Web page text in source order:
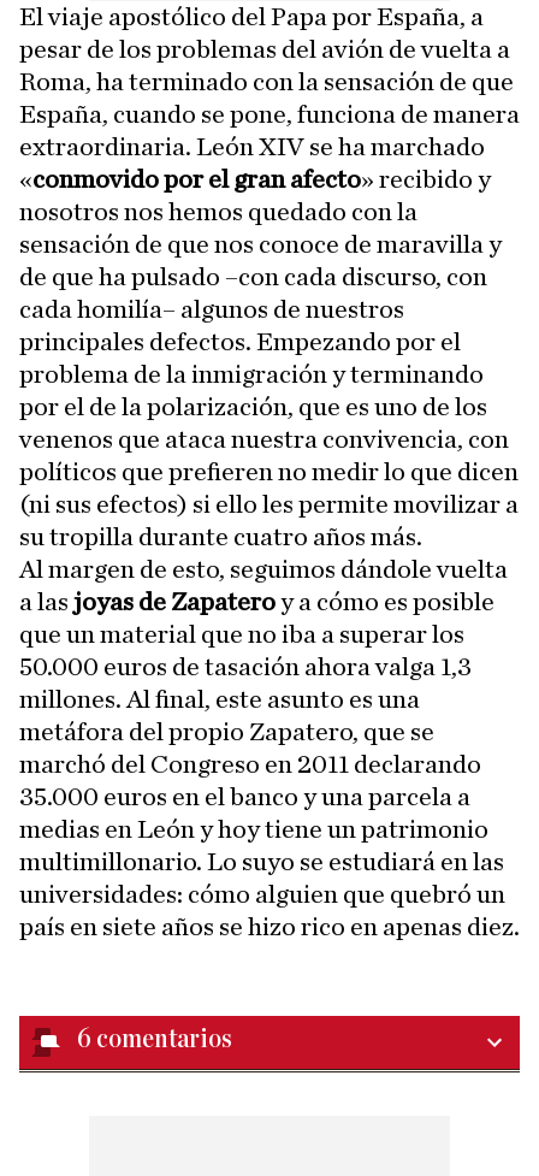
El viaje apostólico del Papa por España, a
pesar de los problemas del avión de vuelta a
Roma, ha terminado con la sensación de que
España, cuando se pone, funciona de manera
extraordinaria. León XIV se ha marchado
«conmovido por el gran afecto» recibido y
nosotros nos hemos quedado con la
sensación de que nos conoce de maravilla y
de que ha pulsado –con cada discurso, con
cada homilía– algunos de nuestros
principales defectos. Empezando por el
problema de la inmigración y terminando
por el de la polarización, que es uno de los
venenos que ataca nuestra convivencia, con
políticos que prefieren no medir lo que dicen
(ni sus efectos) si ello les permite movilizar a
su tropilla durante cuatro años más.
Al margen de esto, seguimos dándole vuelta
a las joyas de Zapateroy a cómo es posible
que un material que no iba a superar los
50.000 euros de tasación ahora valga 1,3
millones. Al final, este asunto es una
metáfora del propio Zapatero, que se
marchó del Congreso en 2011 declarando
35.000 euros en el banco y una parcela a
medias en León y hoy tiene un patrimonio
multimillonario. Lo suyo se estudiará en las
universidades: cómo alguien que quebró un
país en siete años se hizo rico en apenas diez.
6 comentarios